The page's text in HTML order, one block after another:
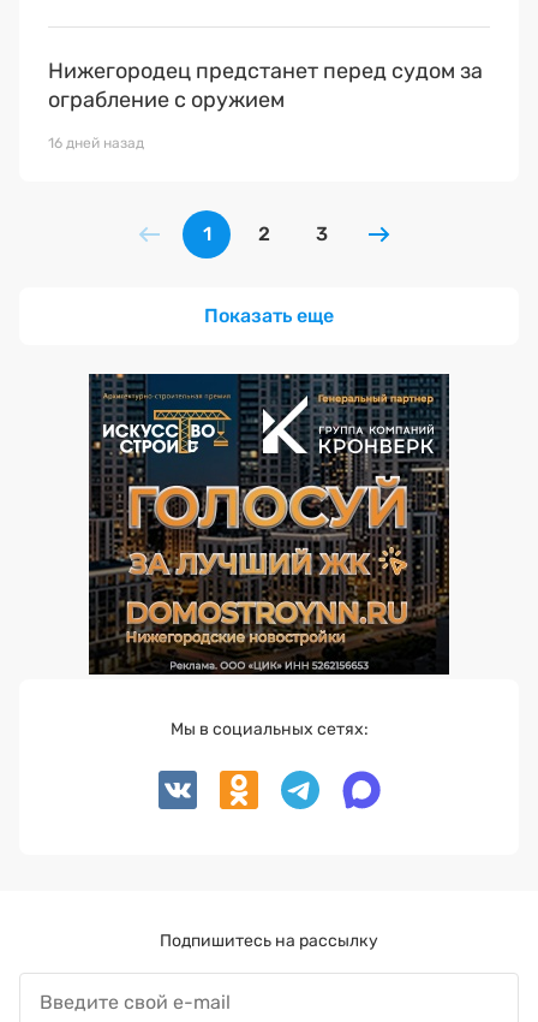
Нижегородец предстанет перед судом за
ограбление с оружием
16 дней назад
1 2 3
Показать еще
Мы в социальных сетях:
Подпишитесь на рассылку